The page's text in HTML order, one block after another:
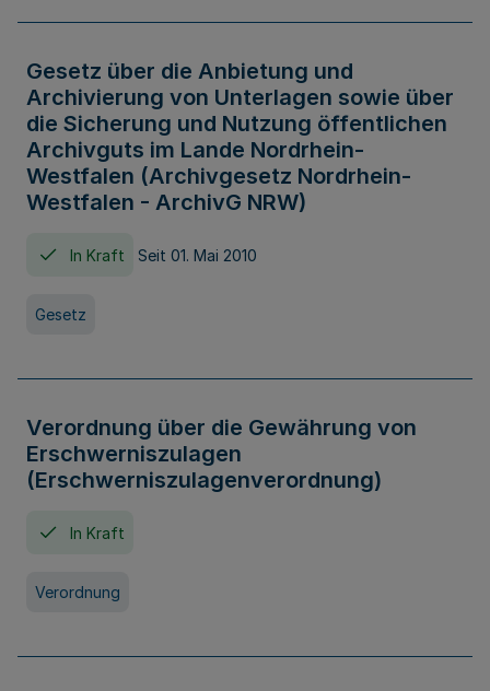
Gesetz über die Anbietung und
Archivierung von Unterlagen sowie über
die Sicherung und Nutzung öffentlichen
Archivguts im Lande Nordrhein-
Westfalen (Archivgesetz Nordrhein-
Westfalen - ArchivG NRW)
In Kraft Seit 01. Mai 2010
Gesetz
Verordnung über die Gewährung von
Erschwerniszulagen
(Erschwerniszulagenverordnung)
In Kraft
Verordnung